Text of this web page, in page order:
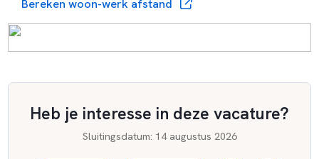
Bereken woon-werk afstand
Heb je interesse in deze vacature?
Sluitingsdatum: 14 augustus 2026